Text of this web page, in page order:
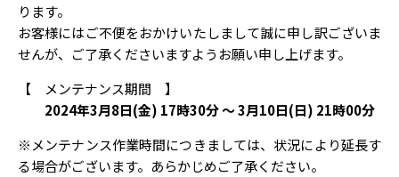
ります。
お客様にはご不便をおかけいたしまして誠に申し訳ございま
せんが、ご了承くださいますようお願い申し上げます。
【 メンテナンス期間 】
2024年3月8日(金) 17時30分 ～ 3月10日(日) 21時00分
※メンテナンス作業時間につきましては、状況により延長す
る場合がございます。あらかじめご了承ください。